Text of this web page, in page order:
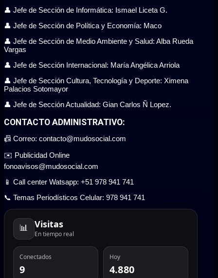
👤 Jefe de Sección de Informática: Ismael Liceta G.
👤 Jefe de Sección de Política y Economía: Maco
👤 Jefe de Sección de Medio Ambiente y Salud: Alba Rueda
Vargas
👤 Jefe de Sección Internacional: María Angélica Arriola
👤 Jefe de Sección Cultura, Tecnología y Deporte: Ximena
Palacios Sotomayor
👤 Jefe de Sección Actualidad: Gian Carlos Ñ Lopez.
CONTACTO ADMINISTRATIVO:
📠 Correo: contacto@mudosocial.com
✉️ Publicidad Online
fonoavisos@mudosocial.com
📱 Call center Watsapp: +51 978 941 741
📞 Temas Periodísticos Celular: 978 941 741
📊 Visitas
En tiempo real
Conectados
9
Hoy
4.880